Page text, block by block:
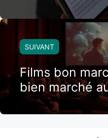
SUIVANT
Films bon
bien marché